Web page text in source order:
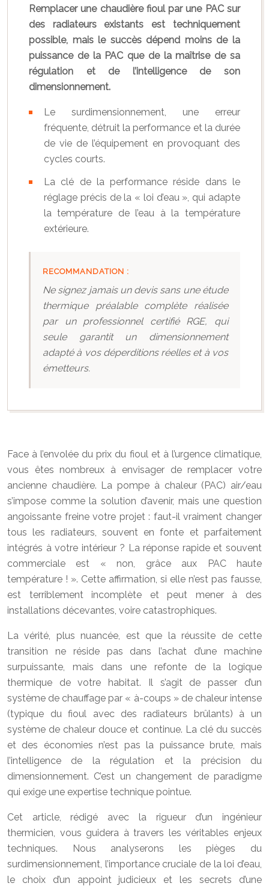
Remplacer une chaudière fioul par une PAC sur
des radiateurs existants est techniquement
possible, mais le succès dépend moins de la
puissance de la PAC que de la maîtrise de sa
régulation et de l’intelligence de son
dimensionnement.
Le surdimensionnement, une erreur
fréquente, détruit la performance et la durée
de vie de l’équipement en provoquant des
cycles courts.
La clé de la performance réside dans le
réglage précis de la « loi d’eau », qui adapte
la température de l’eau à la température
extérieure.
RECOMMANDATION :
Ne signez jamais un devis sans une étude
thermique préalable complète réalisée
par un professionnel certifié RGE, qui
seule garantit un dimensionnement
adapté à vos déperditions réelles et à vos
émetteurs.
Face à l’envolée du prix du fioul et à l’urgence climatique,
vous êtes nombreux à envisager de remplacer votre
ancienne chaudière. La pompe à chaleur (PAC) air/eau
s’impose comme la solution d’avenir, mais une question
angoissante freine votre projet : faut-il vraiment changer
tous les radiateurs, souvent en fonte et parfaitement
intégrés à votre intérieur ? La réponse rapide et souvent
commerciale est « non, grâce aux PAC haute
température ! ». Cette affirmation, si elle n’est pas fausse,
est terriblement incomplète et peut mener à des
installations décevantes, voire catastrophiques.
La vérité, plus nuancée, est que la réussite de cette
transition ne réside pas dans l’achat d’une machine
surpuissante, mais dans une refonte de la logique
thermique de votre habitat. Il s’agit de passer d’un
système de chauffage par « à-coups » de chaleur intense
(typique du fioul avec des radiateurs brûlants) à un
système de chaleur douce et continue. La clé du succès
et des économies n’est pas la puissance brute, mais
l’intelligence de la régulation et la précision du
dimensionnement. C’est un changement de paradigme
qui exige une expertise technique pointue.
Cet article, rédigé avec la rigueur d’un ingénieur
thermicien, vous guidera à travers les véritables enjeux
techniques. Nous analyserons les pièges du
surdimensionnement, l’importance cruciale de la loi d’eau,
le choix d’un appoint judicieux et les secrets d’une